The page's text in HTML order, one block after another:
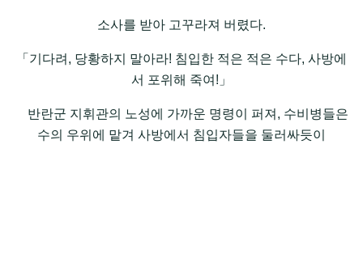
소사를 받아 고꾸라져 버렸다.
「기다려, 당황하지 말아라! 침입한 적은 적은 수다, 사방에
서 포위해 죽여!」
반란군 지휘관의 노성에 가까운 명령이 퍼져, 수비병들은
수의 우위에 맡겨 사방에서 침입자들을 둘러싸듯이